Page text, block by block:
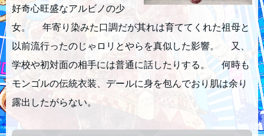
好奇心旺盛なアルビノの少
女。 年寄り染みた口調だが其れは育ててくれた祖母と
以前流行ったのじゃロリとやらを真似した影響。 又、
学校や初対面の相手には普通に話したりする。 何時も
モンゴルの伝統衣装、デールに身を包んでおり肌は余り
露出したがらない。